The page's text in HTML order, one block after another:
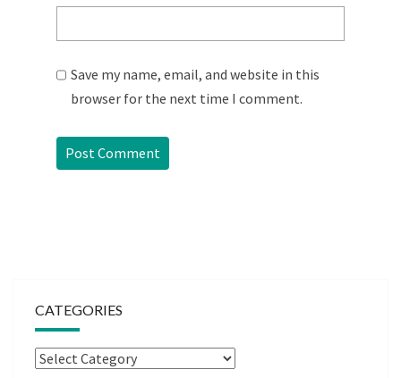
Save my name, email, and website in this
browser for the next time I comment.
CATEGORIES
Categories